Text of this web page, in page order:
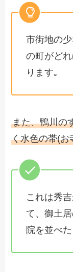
市街地の
の町がど
ります｡
また、鴨川の
く水色の帯(お
これは秀
て、御土
院を並べ